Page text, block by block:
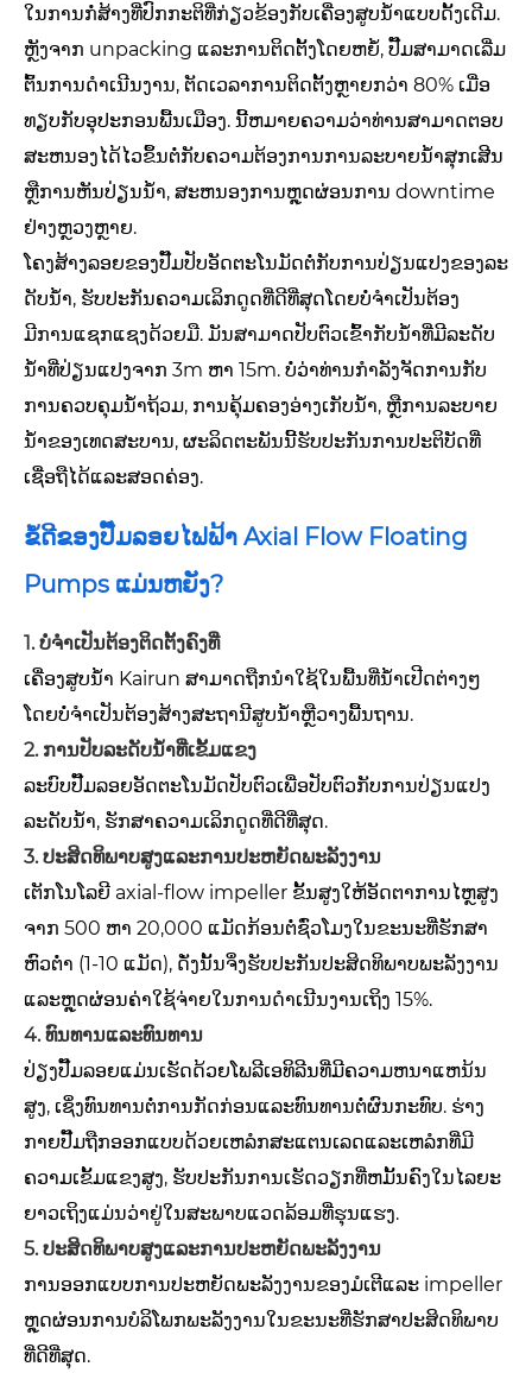
ໃນການກໍ່ສ້າງທີ່ປົກກະຕິທີ່ກ່ຽວຂ້ອງກັບເຄື່ອງສູບນ້ໍາແບບດັ້ງເດີມ.
ຫຼັງຈາກ unpacking ແລະການຕິດຕັ້ງໂດຍຫຍໍ້, ປັ໊ມສາມາດເລີ່ມ
ຕົ້ນການດໍາເນີນງານ, ຕັດເວລາການຕິດຕັ້ງຫຼາຍກວ່າ 80% ເມື່ອ
ທຽບກັບອຸປະກອນພື້ນເມືອງ. ນີ້ຫມາຍຄວາມວ່າທ່ານສາມາດຕອບ
ສະຫນອງໄດ້ໄວຂຶ້ນຕໍ່ກັບຄວາມຕ້ອງການການລະບາຍນ້ໍາສຸກເສີນ
ຫຼືການຫັນປ່ຽນນ້ໍາ, ສະຫນອງການຫຼຸດຜ່ອນການ downtime
ຢ່າງຫຼວງຫຼາຍ.
ໂຄງສ້າງລອຍຂອງປັ໊ມປັບອັດຕະໂນມັດຕໍ່ກັບການປ່ຽນແປງຂອງລະ
ດັບນ້ໍາ, ຮັບປະກັນຄວາມເລິກດູດທີ່ດີທີ່ສຸດໂດຍບໍ່ຈໍາເປັນຕ້ອງ
ມີການແຊກແຊງດ້ວຍມື. ມັນສາມາດປັບຕົວເຂົ້າກັບນໍ້າທີ່ມີລະດັບ
ນໍ້າທີ່ປ່ຽນແປງຈາກ 3m ຫາ 15m. ບໍ່ວ່າທ່ານກໍາລັງຈັດການກັບ
ການຄວບຄຸມນ້ໍາຖ້ວມ, ການຄຸ້ມຄອງອ່າງເກັບນ້ໍາ, ຫຼືການລະບາຍ
ນ້ໍາຂອງເທດສະບານ, ຜະລິດຕະພັນນີ້ຮັບປະກັນການປະຕິບັດທີ່
ເຊື່ອຖືໄດ້ແລະສອດຄ່ອງ.
ຂໍ້ດີຂອງປັ໊ມລອຍໄຟຟ້າ Axial Flow Floating
Pumps ແມ່ນຫຍັງ?
1. ບໍ່ຈໍາເປັນຕ້ອງຕິດຕັ້ງຄົງທີ່
ເຄື່ອງສູບນ້ໍາ Kairun ສາມາດຖືກນໍາໃຊ້ໃນພື້ນທີ່ນ້ໍາເປີດຕ່າງໆ
ໂດຍບໍ່ຈໍາເປັນຕ້ອງສ້າງສະຖານີສູບນ້ໍາຫຼືວາງພື້ນຖານ.
2. ການປັບລະດັບນ້ໍາທີ່ເຂັ້ມແຂງ
ລະບົບປັ໊ມລອຍອັດຕະໂນມັດປັບຕົວເພື່ອປັບຕົວກັບການປ່ຽນແປງ
ລະດັບນ້ໍາ, ຮັກສາຄວາມເລິກດູດທີ່ດີທີ່ສຸດ.
3. ປະສິດທິພາບສູງແລະການປະຫຍັດພະລັງງານ
ເຕັກໂນໂລຍີ axial-flow impeller ຂັ້ນສູງໃຫ້ອັດຕາການໄຫຼສູງ
ຈາກ 500 ຫາ 20,000 ແມັດກ້ອນຕໍ່ຊົ່ວໂມງໃນຂະນະທີ່ຮັກສາ
ຫົວຕ່ໍາ (1-10 ແມັດ), ດັ່ງນັ້ນຈຶ່ງຮັບປະກັນປະສິດທິພາບພະລັງງານ
ແລະຫຼຸດຜ່ອນຄ່າໃຊ້ຈ່າຍໃນການດໍາເນີນງານເຖິງ 15%.
4. ທົນທານແລະທົນທານ
ປ່ຽງປັ໊ມລອຍແມ່ນເຮັດດ້ວຍໂພລີເອທິລີນທີ່ມີຄວາມຫນາແຫນ້ນ
ສູງ, ເຊິ່ງທົນທານຕໍ່ການກັດກ່ອນແລະທົນທານຕໍ່ຜົນກະທົບ. ຮ່າງ
ກາຍປັ໊ມຖືກອອກແບບດ້ວຍເຫລໍກສະແຕນເລດແລະເຫລໍກທີ່ມີ
ຄວາມເຂັ້ມແຂງສູງ, ຮັບປະກັນການເຮັດວຽກທີ່ຫມັ້ນຄົງໃນໄລຍະ
ຍາວເຖິງແມ່ນວ່າຢູ່ໃນສະພາບແວດລ້ອມທີ່ຮຸນແຮງ.
5. ປະສິດທິພາບສູງແລະການປະຫຍັດພະລັງງານ
ການອອກແບບການປະຫຍັດພະລັງງານຂອງມໍເຕີແລະ impeller
ຫຼຸດຜ່ອນການບໍລິໂພກພະລັງງານໃນຂະນະທີ່ຮັກສາປະສິດທິພາບ
ທີ່ດີທີ່ສຸດ.